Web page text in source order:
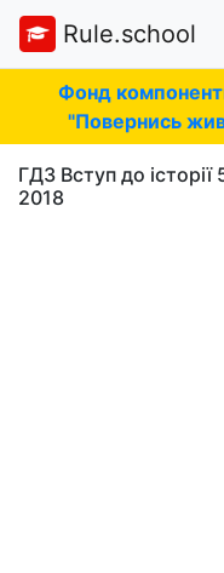
Rule.school
Фонд
"Повернись
ГДЗ Вступ до
2018